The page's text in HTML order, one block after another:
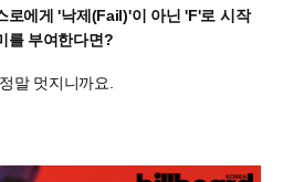
로에게 '낙제(Fail)'이 아닌 'F'로 시작
를 부여한다면?
말 멋지니까요.